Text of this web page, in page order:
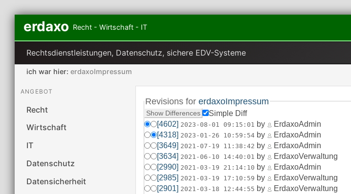
erdaxo Recht - Wirtschaft - IT
Rechtsdienstleistungen, Datenschutz, sichere EDV-Systeme
ich war hier: erdaxoImpressum
ANGEBOT
Recht
Wirtschaft
IT
Datenschutz
Datensicherheit
Revisions forerdaxoImpressum
Simple Diff
[4602] 2023-08-01 09:15:01 by
ErdaxoAdmin
[4318] 2023-01-26 10:59:54 by
ErdaxoAdmin
[3649] 2021-07-19 11:38:42 by
ErdaxoAdmin
[3634] 2021-06-10 14:40:01 by
ErdaxoVerwaltung
[2990] 2021-03-19 21:14:10 by
ErdaxoAdmin
[2985] 2021-03-19 17:10:59 by
ErdaxoVerwaltung
[2901] 2021-03-18 12:44:55 by
ErdaxoVerwaltung